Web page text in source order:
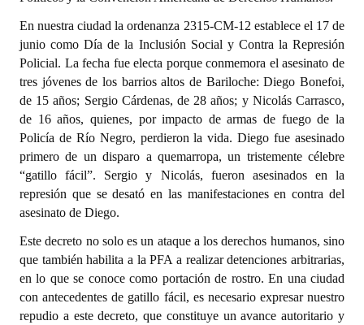
En nuestra ciudad la ordenanza 2315-CM-12 establece el 17 de
junio como Día de la Inclusión Social y Contra la Represión
Policial. La fecha fue electa porque conmemora el asesinato de
tres jóvenes de los barrios altos de Bariloche: Diego Bonefoi,
de 15 años; Sergio Cárdenas, de 28 años; y Nicolás Carrasco,
de 16 años, quienes, por impacto de armas de fuego de la
Policía de Río Negro, perdieron la vida. Diego fue asesinado
primero de un disparo a quemarropa, un tristemente célebre
“gatillo fácil”. Sergio y Nicolás, fueron asesinados en la
represión que se desató en las manifestaciones en contra del
asesinato de Diego.
Este decreto no solo es un ataque a los derechos humanos, sino
que también habilita a la PFA a realizar detenciones arbitrarias,
en lo que se conoce como portación de rostro. En una ciudad
con antecedentes de gatillo fácil, es necesario expresar nuestro
repudio a este decreto, que constituye un avance autoritario y